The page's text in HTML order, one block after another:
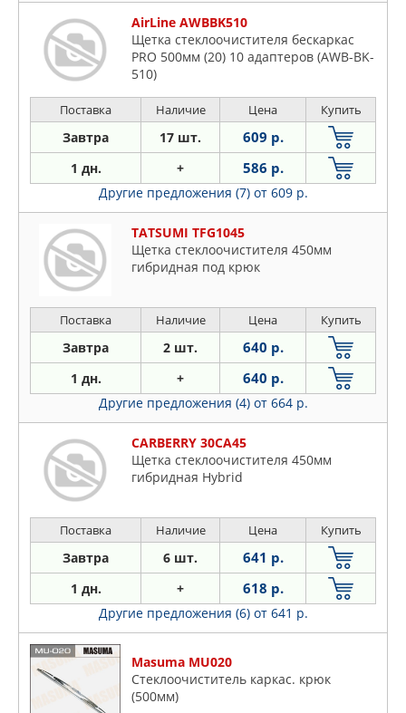
AirLine AWBBK510
Щетка стеклоочистителя бескаркас
PRO 500мм (20) 10 адаптеров (AWB-BK-
510)
Поставка Наличие Цена Купить
Завтра 17 шт. 609 р.
1 дн. + 586 р.
Другие предложения (7) от 609 р.
TATSUMI TFG1045
Щетка стеклоочистителя 450мм
гибридная под крюк
Поставка Наличие Цена Купить
Завтра 2 шт. 640 р.
1 дн. + 640 р.
Другие предложения (4) от 664 р.
CARBERRY 30CA45
Щетка стеклоочистителя 450мм
гибридная Hybrid
Поставка Наличие Цена Купить
Завтра 6 шт. 641 р.
1 дн. + 618 р.
Другие предложения (6) от 641 р.
Masuma MU020
Стеклоочиститель каркас. крюк
(500мм)